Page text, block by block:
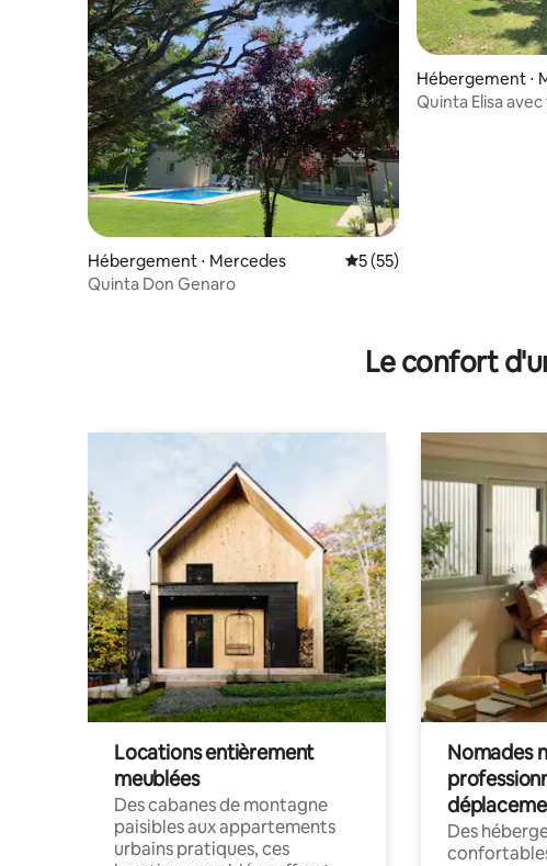
Hébergement ⋅ Mercedes Évaluation moyenne sur la
5 (55)
Quinta Don Genaro
Hébergement ⋅
Quinta Elisa
Le confort
Locations entièrement
meublées
Des cabanes de montagne
paisibles aux appartements
urbains pratiques, ces
Nomades
Des